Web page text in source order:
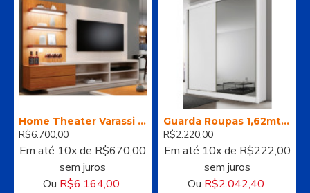
Home Theater Varassi 2,70m (completo rack + painel) - Pollo Decor
R$6.700,00
Em até 10x de R$670,00
sem juros
Ou R$6.164,00
Guarda Roupas 1,62mts 100% MDF
R$2.220,00
Em até 10x de R$222,00
sem juros
Ou R$2.042,40